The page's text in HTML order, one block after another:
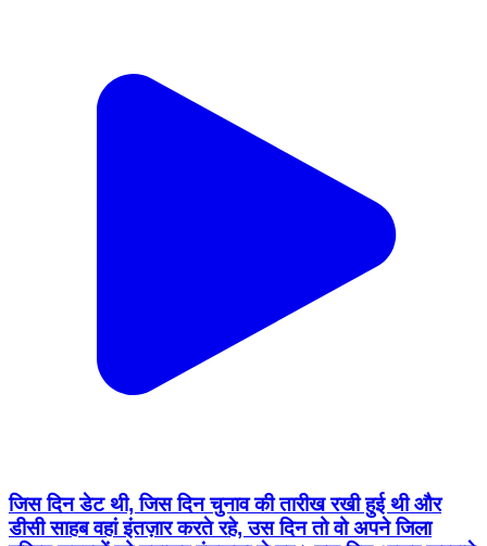
जिस दिन डेट थी, जिस दिन चुनाव की तारीख रखी हुई थी और
डीसी साहब वहां इंतज़ार करते रहे, उस दिन तो वो अपने जिला